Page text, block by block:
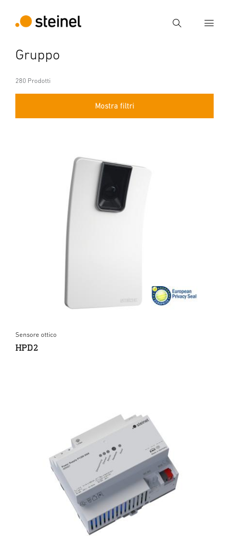
Ricerca
Gruppo
280 Prodotti
Mostra filtri
Sensore ottico
HPD2